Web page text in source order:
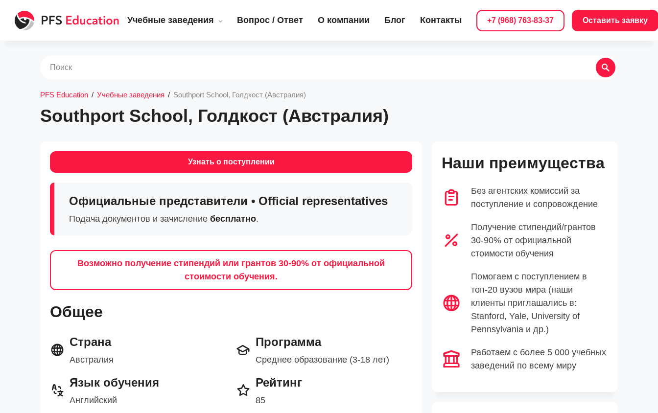
Учебные заведения Вопрос / Ответ О компании Блог Контакты +7 (968) 763-83-37 Оставить заявку
PFS Education / Учебные заведения / Southport School, Голдкост (Австралия)
Southport School, Голдкост (Австралия)
Узнать о поступлении
Официальные представители • Official representatives
Подача документов и зачисление бесплатно.
Возможно получение стипендий или грантов 30-90% от официальной
стоимости обучения.
Общее
Страна
Австралия
Программа
Среднее образование (3-18 лет)
Язык обучения
Английский
Рейтинг
85
Наши преимущества
Без агентских комиссий за
поступление и сопровождение
Получение стипендий/грантов
30-90% от официальной
стоимости обучения
Помогаем с поступлением в
топ-20 вузов мира (наши
клиенты приглашались в:
Stanford, Yale, University of
Pennsylvania и др.)
Работаем с более 5 000 учебных
заведений по всему миру